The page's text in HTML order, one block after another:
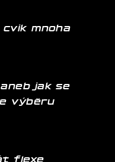
mnoha
jak se
výběru
flexe